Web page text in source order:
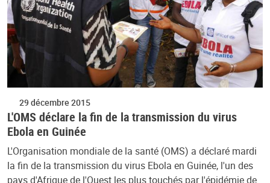
29 décembre 2015
L'OMS déclare la fin de la transmission du virus
Ebola en Guinée
L'Organisation mondiale de la santé (OMS) a déclaré mardi
la fin de la transmission du virus Ebola en Guinée, l'un des
pays d'Afrique de l'Ouest les plus touchés par l'épidémie de